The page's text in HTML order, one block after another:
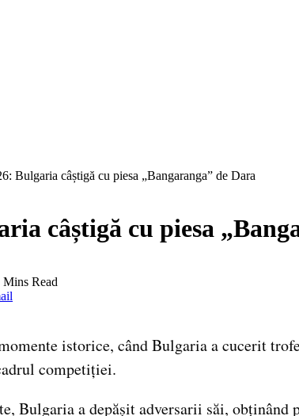
Bulgaria câștigă cu piesa „Bangaranga” de Dara
câștigă cu piesa
Mins Read
istorice, când Bulgaria a cucerit
competiției.
Bulgaria a depășit adversarii săi,